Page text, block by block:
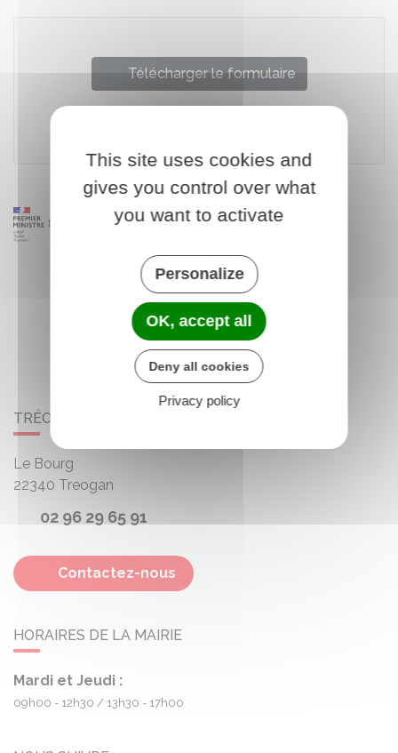
Télécharger le formulaire
TRÉOGAN
Le Bourg
22340 Treogan
02 96 29 65 91
Contactez-nous
HORAIRES DE LA MAIRIE
Mardi et Jeudi :
09h00 - 12h30 13h30 - 17h00
This site uses cookies and
gives you control over what
you want to activate
Personalize
OK, accept all
Deny all cookies
Privacy policy